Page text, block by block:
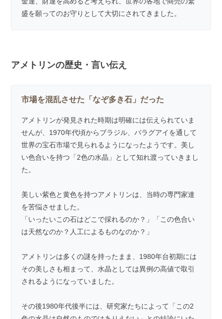
盛を願ってのお守りとして大切にされてきました。
アメトリンの歴史・言い伝え
市場を混乱させた「なぞ多き石」だった
アメトリンが発見された時期は明確には伝えられていま
せんが、1970年代頃からブラジル、パラグアイを通して
世界の宝石市場で見られるようになったようです。美し
い色合いを持つ「2色の水晶」として知れ渡っていきまし
た。
美しい紫色と黄色を持つアメトリンは、当時の専門家達
を苦悩させました。
「いったいこの石はどこで採れるのか？」「この色合い
は天然なのか？人工によるものなのか？」
アメトリンは多くの謎を持ったまま、1980年台初期には
その美しさも相まって、水晶としては異例の高値で取引
されるようになっていました。
その後1980年代後半には、研究家たちによって「この2